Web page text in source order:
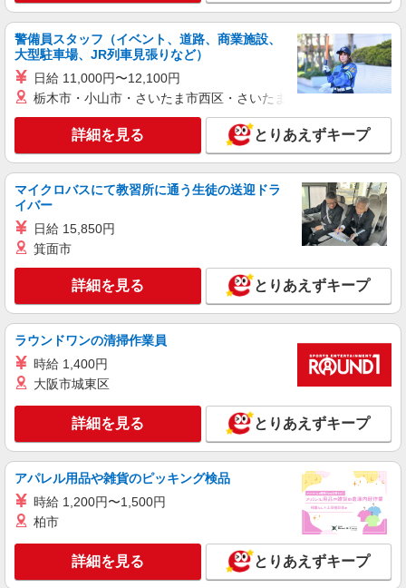
派遣社員
株式会社kotrio /●FK-H-2069228
福岡市中央区＊幅広い世代が活動中！サ高住の
サポートSTAFF
時給1450円〜2062円 ＜日払い有/週払い有/交
最寄り駅：天神
キープ 詳細を見る
株式会社kotrio /●FK-H-2009533
サポート＆送迎STAFF
時給1450円〜2062円 ＜日払い有/週払い有/交
通費全支給(ガソリン代含む)＞
福岡市中央区六本松【最寄り駅：六本松駅】
キープ 詳細を見る
株式会社kotrio /●FK-H-2100691
福岡市中央区！看護助手で未経験から病院デビ
ュー♪シーツ交換など☆
時給1450円〜2062円 ＜日払い有/週払い有/交
通費全支給(ガソリン代含む)＞
福岡市中央区六本松【最寄り駅：六本松駅】
詳細を見る
警備員スタッフ（イベント、道路、商業施設、
大型駐車場、JR列車見張りなど）
日給 11,000円〜12,100円
栃木市・小山市・さいたま市西区・さいたま市岩槻区・久喜市・
詳細を見る とりあえずキープ
マイクロバスにて教習所に通う生徒の送迎ドラ
イバー
日給 15,850円
箕面市
詳細を見る とりあえずキープ
ラウンドワンの清掃作業員
時給 1,400円
大阪市城東区
詳細を見る とりあえずキープ
アパレル用品や雑貨のピッキング検品
時給 1,200円〜1,500円
柏市
詳細を見る とりあえずキープ